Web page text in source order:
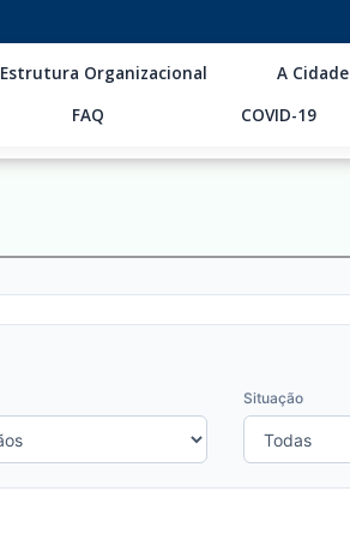
Estrutura Organizacional A Cidade
FAQ COVID-19